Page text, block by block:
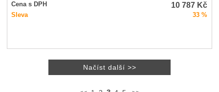
Cena s DPH 10 787 Kč
Sleva 33 %